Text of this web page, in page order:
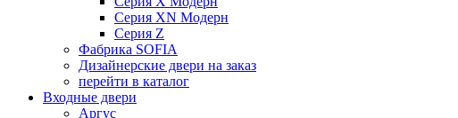
Серия XN Модерн
Серия Z
Фабрика SOFIA
Дизайнерские двери на заказ
перейти в каталог
Входные двери
Аргус